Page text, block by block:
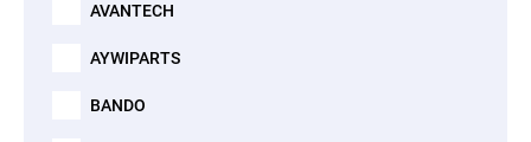
AVANTECH
AYWIPARTS
BANDO